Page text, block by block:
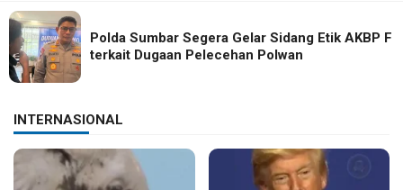
Polda Sumbar Segera Gelar Sidang Etik AKBP F
terkait Dugaan Pelecehan Polwan
INTERNASIONAL